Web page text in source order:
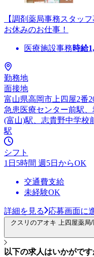
【調剤薬局事務スタッ
お休みのお仕事！
医療施設事務時給
勤務地
面接地
富山県高岡市上四屋2番
急患医療センター前駅
(富山)駅、志貴野中学校
駅
シフト
1日5時間 週5日からOK
交通費支給
未経験OK
詳細を見る 応募画面に
クスリのアオキ 上四屋薬局
以下の求人はいかがです